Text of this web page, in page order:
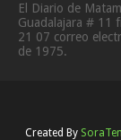
El Diario de
Guadalajara # 11
21 07 correo
de 1975.
Created By